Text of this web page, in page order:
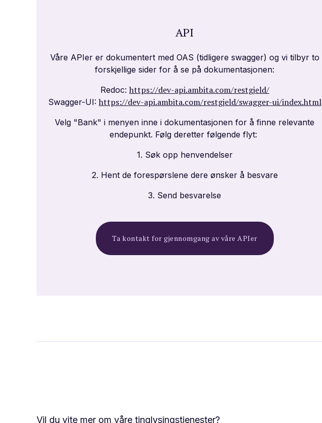
API
Våre APIer er dokumentert med OAS (tidligere swagger) og vi tilbyr to
forskjellige sider for å se på dokumentasjonen:
Redoc: https://dev-api.ambita.com/restgjeld/
Swagger-UI: https://dev-api.ambita.com/restgjeld/swagger-ui/index.html
Velg "Bank" i menyen inne i dokumentasjonen for å finne relevante
endepunkt. Følg deretter følgende flyt:
1. Søk opp henvendelser
2. Hent de forespørslene dere ønsker å besvare
3. Send besvarelse
Ta kontakt for gjennomgang av våre APIer
Vil du vite mer om våre tinglysingstjenester?